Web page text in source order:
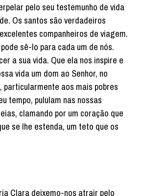
pelo seu testemunho de vida
Os santos são verdadeiros
companheiros de viagem.
sê-lo para cada um de nós.
a sua vida. Que ela nos inspire e
vida um dom ao Senhor, no
particularmente aos mais pobres
tempo, pululam nas nossas
clamando por um coração que
se lhe estenda, um teto que os
Clara deixemo-nos atrair pelo